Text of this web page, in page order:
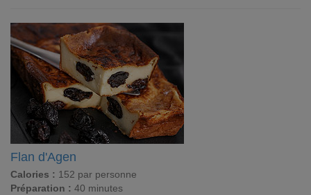
Flan d'Agen
Calories : 152 par personne
Préparation : 40 minutes